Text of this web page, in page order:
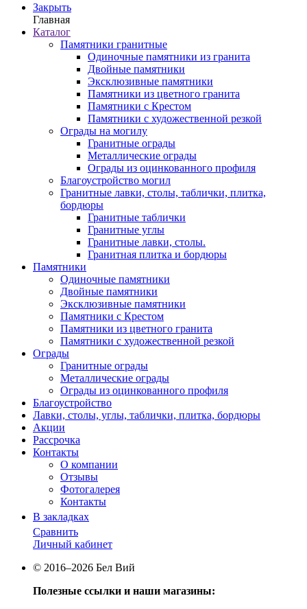
Закрыть
Главная
Каталог
Памятники гранитные
Одиночные памятники из гранита
Двойные памятники
Эксклюзивные памятники
Памятники из цветного гранита
Памятники с Крестом
Памятники с художественной резкой
Ограды на могилу
Гранитные ограды
Металлические ограды
Ограды из оцинкованного профиля
Благоустройство могил
Гранитные лавки, столы, таблички, плитка,
бордюры
Гранитные таблички
Гранитные углы
Гранитные лавки, столы.
Гранитная плитка и бордюры
Памятники
Одиночные памятники
Двойные памятники
Эксклюзивные памятники
Памятники с Крестом
Памятники из цветного гранита
Памятники с художественной резкой
Ограды
Гранитные ограды
Металлические ограды
Ограды из оцинкованного профиля
Благоустройство
Лавки, столы, углы, таблички, плитка, бордюры
Акции
Рассрочка
Контакты
О компании
Отзывы
Фотогалерея
Контакты
В закладках
Сравнить
Личный кабинет
© 2016–2026 Бел Вий
Полезные ссылки и наши магазины: